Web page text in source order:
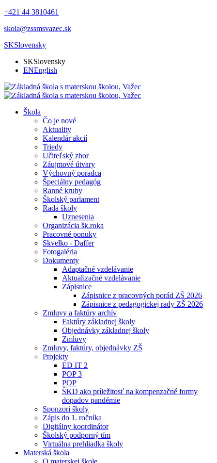
+421 44 3810461
skola@zssmsvazec.sk
SKSlovensky
SKSlovensky
ENEnglish
Škola
Čo je nové
Aktuality
Kalendár akcií
Triedy
Učiteľský zbor
Záujmové útvary
Výchovný poradca
Špeciálny pedagóg
Ranné kruhy
Školský parlament
Rada školy
Uznesenia
Organizácia šk.roka
Pracovné ponuky
Skvelko - Daffer
Fotogaléria
Dokumenty
Adaptačné vzdelávanie
Aktualizačné vzdelávanie
Zápisnice
Zápisnice z pracovných porád ZŠ 2026
Zápisnice z pedagogickej rady ZŠ 2026
Zmluvy a faktúry archív
Faktúry základnej školy
Objednávky základnej školy
Zmluvy
Zmluvy, faktúry, objednávky ZŠ
Projekty
ED IT 2
POP 3
POP
ŠKD ako príležitosť na kompenzačné formy
dopadov pandémie
Sponzori školy
Zápis do 1. ročníka
Digitálny koordinátor
Školský podporný tím
Virtuálna prehliadka školy
Materská škola
O materskej škole